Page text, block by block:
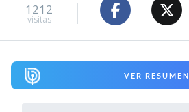
1212
visitas
VER RESUMEN